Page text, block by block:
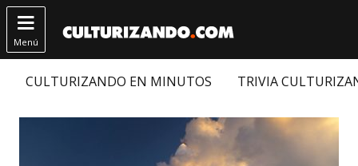

Menú
CULTURIZANDO EN MINUTOS TRIVIA